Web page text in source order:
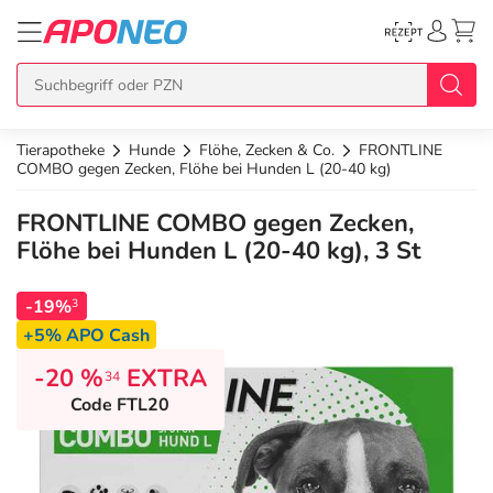
zurück
Übersicht Produkte
Topseller
Neuheiten
Arzneimittel
Bio & Genuss
zurück
Übersicht Aktionen
APO Cash Deals
Gratis dazu
Im Set günstiger
zurück
Übersicht Services
Dermatologische Beratung
Wechselwirkungscheck
Diabetes-Risiko-Test
zurück
Übersicht Rezept einlösen
E-Rezept auf Karte
E-Rezept Ausdruck
Papier-Rezept
zurück
Übersicht APO Cash Deals
Alle APO Cash Deals
20% Extra Cash
15% Extra Cash
Tierapotheke Hunde Flöhe, Zecken & Co.
FRONTLINE
COMBO gegen Zecken, Flöhe bei Hunden L (20-40 kg)
FRONTLINE COMBO gegen Zecken,
Flöhe bei Hunden L (20-40 kg), 3 St
-19%3
+5% APO Cash
-20 %34EXTRA
Code FTL20